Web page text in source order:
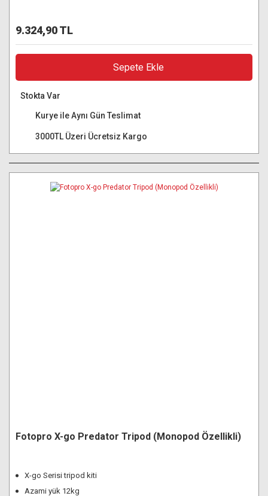
9.324,90 TL
Sepete Ekle
Stokta Var
Kurye ile Aynı Gün Teslimat
3000TL Üzeri Ücretsiz Kargo
Fotopro X-go Predator Tripod (Monopod Özellikli)
X-go Serisi tripod kiti
Azami yük 12kg